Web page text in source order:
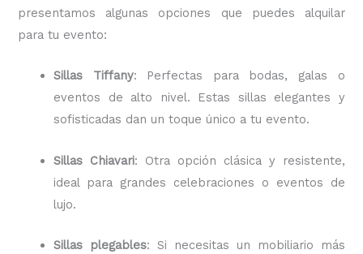
presentamos algunas opciones que puedes alquilar
para tu evento:
Sillas Tiffany: Perfectas para bodas, galas o
eventos de alto nivel. Estas sillas elegantes y
sofisticadas dan un toque único a tu evento.
Sillas Chiavari: Otra opción clásica y resistente,
ideal para grandes celebraciones o eventos de
lujo.
Sillas plegables: Si necesitas un mobiliario más